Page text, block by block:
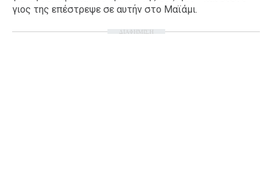
γιος της επέστρεψε σε αυτήν στο Μαϊάμι.
ΔΙΑΦΗΜΙΣΗ